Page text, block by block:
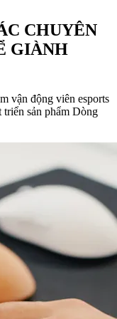
CHUYÊN
GIÀNH
vận động viên esports
sản phẩm Dòng